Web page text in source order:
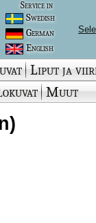
Service in
Swedish
German
English
Liput ja
Muut